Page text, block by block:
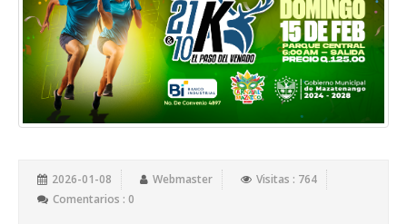
2026-01-08 Webmaster
Visitas : 764
Comentarios : 0